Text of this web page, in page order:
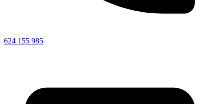
624 155 985